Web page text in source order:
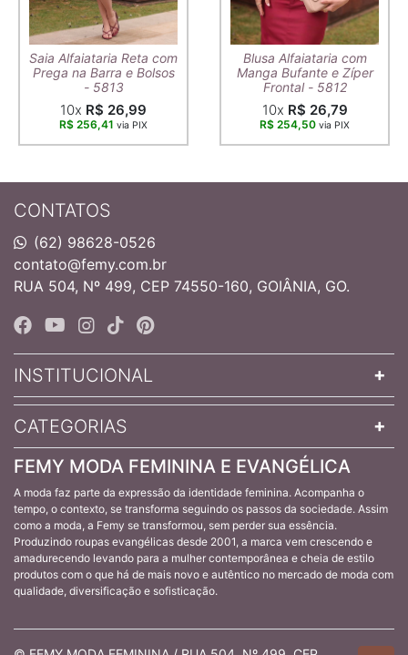
Saia Alfaiataria Reta com
Prega na Barra e Bolsos
- 5813
10x R$ 26,99
R$ 256,41 via PIX
Blusa Alfaiataria com
Manga Bufante e Zíper
Frontal - 5812
10x R$ 26,79
R$ 254,50 via PIX
CONTATOS
(62) 98628-0526
contato@femy.com.br
RUA 504, Nº 499, CEP 74550-160, GOIÂNIA, GO.
INSTITUCIONAL
CATEGORIAS
FEMY MODA FEMININA E EVANGÉLICA
A moda faz parte da expressão da identidade feminina. Acompanha o
tempo, o contexto, se transforma seguindo os passos da sociedade. Assim
como a moda, a Femy se transformou, sem perder sua essência.
Produzindo roupas evangélicas desde 2001, a marca vem crescendo e
amadurecendo levando para a mulher contemporânea e cheia de estilo
produtos com o que há de mais novo e autêntico no mercado de moda com
qualidade, diversificação e sofisticação.